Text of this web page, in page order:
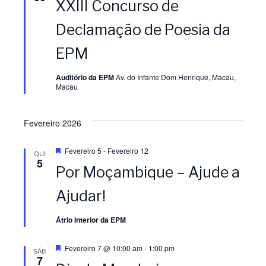
XXIII Concurso de
Declamação de Poesia da
EPM
s
t
q
e
Auditório da EPMAv. do Infante Dom Henrique, Macau,
Macau
Fevereiro 2026
QUI
5
Por Moçambique – Ajude a
Ajudar!
D
s
a
q
u
e
Fevereiro 5 - Fevereiro 12
Átrio Interior da EPM
SÁB
7
D
Fevereiro 7 @ 10:00 am- 1:00 pm